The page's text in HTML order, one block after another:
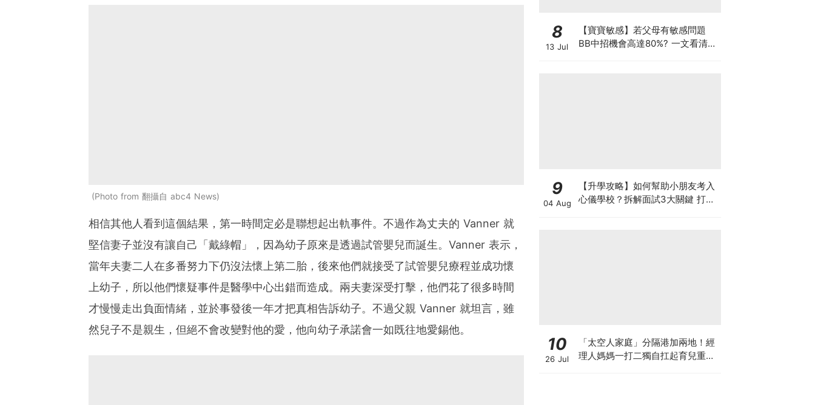
Photo from 翻攝自 abc4 News
相信其他人看到這個結果，第一時間定必是聯想起出軌事件。不過作為丈夫的 Vanner 就
堅信妻子並沒有讓自己「戴綠帽」，因為幼子原來是透過試管嬰兒而誕生。Vanner 表示，
當年夫妻二人在多番努力下仍沒法懷上第二胎，後來他們就接受了試管嬰兒療程並成功懷
上幼子，所以他們懷疑事件是醫學中心出錯而造成。兩夫妻深受打擊，他們花了很多時間
才慢慢走出負面情緒，並於事發後一年才把真相告訴幼子。不過父親 Vanner 就坦言，雖
然兒子不是親生，但絕不會改變對他的愛，他向幼子承諾會一如既往地愛錫他。
8
13 Jul
【寶寶敏感】若父母有敏感問題
BB中招機會高達80%? 一文看清預
9
04 Aug
【升學攻略】如何幫助小朋友考入
心儀學校？拆解面試3大關鍵 打好
10
26 Jul
「太空人家庭」分隔港加兩地！經
理人媽媽一打二獨自扛起育兒重